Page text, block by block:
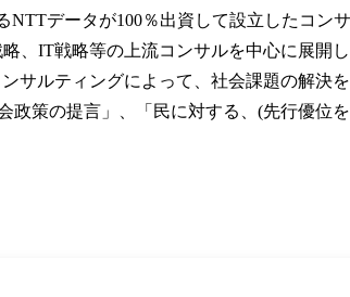
NTTデータが100％出資して設立したコン
、IT戦略等の上流コンサルを中心に展開
サルティングによって、社会課題の解
政策の提言」、「民に対する、(先行優